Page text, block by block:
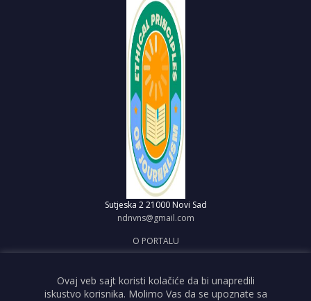
Sutjeska 2 21000 Novi Sad
ndnvns@gmail.com
O PORTALU
OBJAVI VEST
USLOVI KORIŠĆENJA
Ovaj veb sajt koristi kolačiće da bi unapredili
iskustvo korisnika. Molimo Vas da se upoznate sa